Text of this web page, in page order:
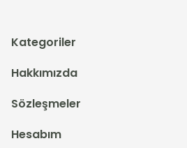
Kategoriler
Hakkımızda
Sözleşmeler
Hesabım